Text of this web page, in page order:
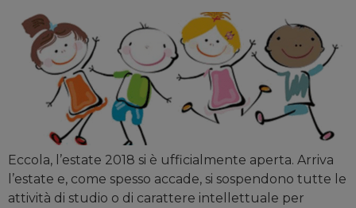
Eccola, l’estate 2018 si è ufficialmente aperta. Arriva
l’estate e, come spesso accade, si sospendono tutte le
attività di studio o di carattere intellettuale per